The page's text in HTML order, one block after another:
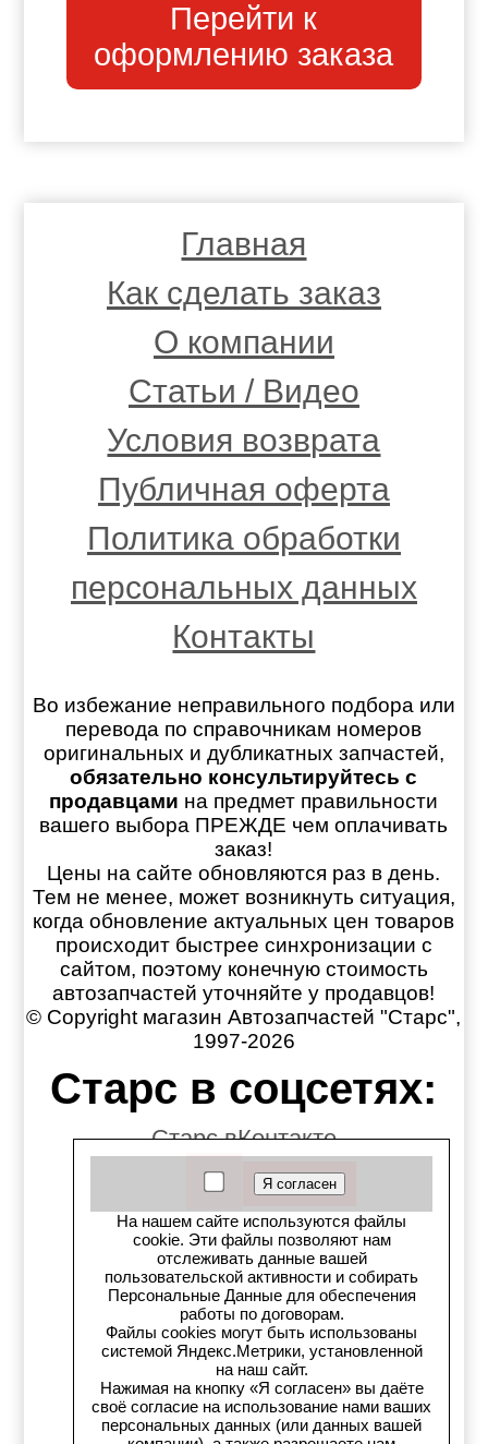
Перейти к
оформлению заказа
Главная
Как сделать заказ
О компании
Статьи / Видео
Условия возврата
Публичная оферта
Политика обработки
персональных данных
Контакты
Во избежание неправильного подбора или
перевода по справочникам номеров
оригинальных и дубликатных запчастей,
обязательно консультируйтесь с
продавцами на предмет правильности
вашего выбора ПРЕЖДЕ чем оплачивать
заказ!
Цены на сайте обновляются раз в день.
Тем не менее, может возникнуть ситуация,
когда обновление актуальных цен товаров
происходит быстрее синхронизации с
сайтом, поэтому конечную стоимость
автозапчастей уточняйте у продавцов!
© Copyright магазин Автозапчастей "Старс",
1997-2026
Старс в соцсетях:
Старс вКонтакте
Старс в YouTube
Телеграм-канал
Старс на Drom.ru
Старс в auto.ru
Старс в картах Яндекс
Старс в картах 2ГИС
На нашем сайте используются файлы
cookie. Эти файлы позволяют нам
отслеживать данные вашей
пользовательской активности и собирать
Персональные Данные для обеспечения
работы по договорам.
Файлы cookies могут быть использованы
системой Яндекс.Метрики, установленной
на наш сайт.
Нажимая на кнопку «Я согласен» вы даёте
своё согласие на использование нами ваших
персональных данных (или данных вашей